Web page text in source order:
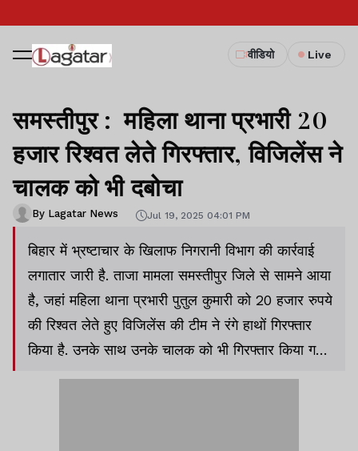
वीडियो Live
समस्तीपुर : महिला थाना प्रभारी 20
हजार रिश्वत लेते गिरफ्तार, विजिलेंस ने
चालक को भी दबोचा
By Lagatar News Jul 19, 2025 04:01 PM
बिहार में भ्रष्टाचार के खिलाफ निगरानी विभाग की कार्रवाई
लगातार जारी है. ताजा मामला समस्तीपुर जिले से सामने आया
है, जहां महिला थाना प्रभारी पुतुल कुमारी को 20 हजार रुपये
की रिश्वत लेते हुए विजिलेंस की टीम ने रंगे हाथों गिरफ्तार
किया है. उनके साथ उनके चालक को भी गिरफ्तार किया गया